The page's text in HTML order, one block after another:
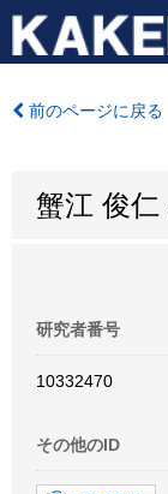
前のページに戻る
蟹江 俊仁
研究者番号
10332470
その他のID